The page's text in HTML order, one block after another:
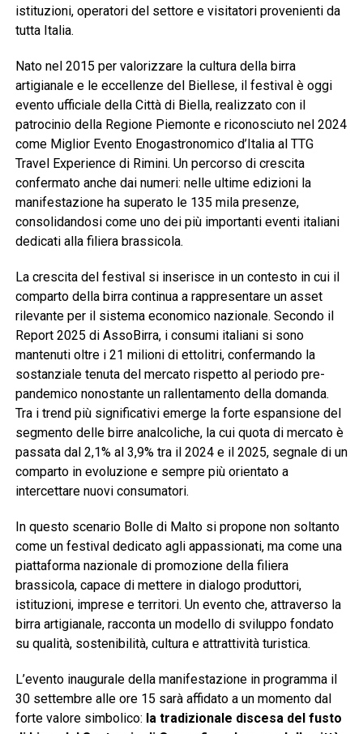
istituzioni, operatori del settore e visitatori provenienti da
tutta Italia.
Nato nel 2015 per valorizzare la cultura della birra
artigianale e le eccellenze del Biellese, il festival è oggi
evento ufficiale della Città di Biella, realizzato con il
patrocinio della Regione Piemonte e riconosciuto nel 2024
come Miglior Evento Enogastronomico d’Italia al TTG
Travel Experience di Rimini. Un percorso di crescita
confermato anche dai numeri: nelle ultime edizioni la
manifestazione ha superato le 135 mila presenze,
consolidandosi come uno dei più importanti eventi italiani
dedicati alla filiera brassicola.
La crescita del festival si inserisce in un contesto in cui il
comparto della birra continua a rappresentare un asset
rilevante per il sistema economico nazionale. Secondo il
Report 2025 di AssoBirra, i consumi italiani si sono
mantenuti oltre i 21 milioni di ettolitri, confermando la
sostanziale tenuta del mercato rispetto al periodo pre-
pandemico nonostante un rallentamento della domanda.
Tra i trend più significativi emerge la forte espansione del
segmento delle birre analcoliche, la cui quota di mercato è
passata dal 2,1% al 3,9% tra il 2024 e il 2025, segnale di un
comparto in evoluzione e sempre più orientato a
intercettare nuovi consumatori.
In questo scenario Bolle di Malto si propone non soltanto
come un festival dedicato agli appassionati, ma come una
piattaforma nazionale di promozione della filiera
brassicola, capace di mettere in dialogo produttori,
istituzioni, imprese e territori. Un evento che, attraverso la
birra artigianale, racconta un modello di sviluppo fondato
su qualità, sostenibilità, cultura e attrattività turistica.
L’evento inaugurale della manifestazione in programma il
30 settembre alle ore 15 sarà affidato a un momento dal
forte valore simbolico: la tradizionale discesa del fusto